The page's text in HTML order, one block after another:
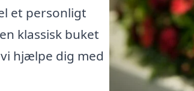
et personligt
klassisk buket
hjælpe dig med